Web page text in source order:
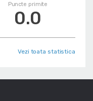
Puncte primite
0.0
Vezi toata statistica